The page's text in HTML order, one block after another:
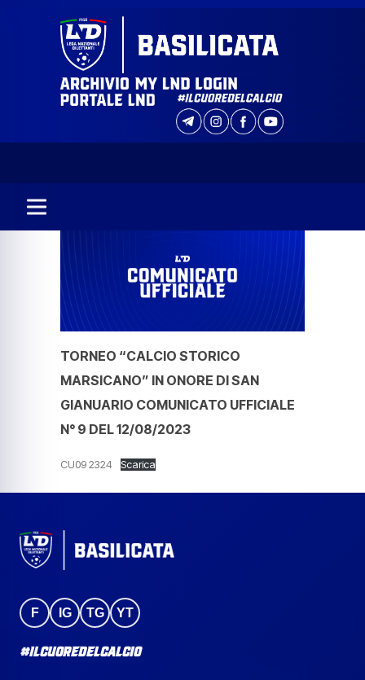
TORNEO “CALCIO STORICO
MARSICANO” IN ONORE DI SAN
GIANUARIO COMUNICATO UFFICIALE
N° 9 DEL 12/08/2023
CU09 2324 Scarica
F IG TG YT
#IlCuoreDelCalcio